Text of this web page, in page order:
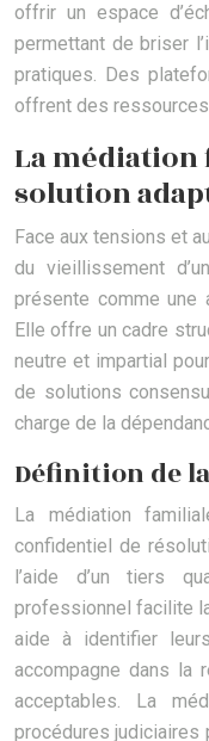
offrir un espace
permettant de briser
pratiques. Des
offrent des
La
solution
Face aux tensions et
du vieillissement
présente comme une
Elle offre un cadre
neutre et impartial
de solutions
charge de la
Définition de
La médiation
confidentiel de
l’aide d’un tiers
professionnel facilite
aide à identifier
accompagne dans la
acceptables. La
procédures judiciaires